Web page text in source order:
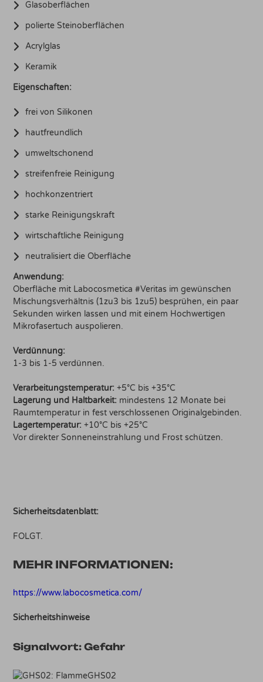
Glasoberflächen
polierte Steinoberflächen
Acrylglas
Keramik
Eigenschaften:
frei von Silikonen
hautfreundlich
umweltschonend
streifenfreie Reinigung
hochkonzentriert
starke Reinigungskraft
wirtschaftliche Reinigung
neutralisiert die Oberfläche
Anwendung:
Oberfläche mit Labocosmetica #Veritas im gewünschen
Mischungsverhältnis (1zu3 bis 1zu5) besprühen, ein paar
Sekunden wirken lassen und mit einem Hochwertigen
Mikrofasertuch auspolieren.
Verdünnung:
1-3 bis 1-5 verdünnen.
Verarbeitungstemperatur: +5°C bis +35°C
Lagerung und Haltbarkeit: mindestens 12 Monate bei
Raumtemperatur in fest verschlossenen Originalgebinden.
Lagertemperatur: +10°C bis +25°C
Vor direkter Sonneneinstrahlung und Frost schützen.
Sicherheitsdatenblatt:
FOLGT.
MEHR INFORMATIONEN:
https://www.labocosmetica.com/
Sicherheitshinweise
Signalwort:Gefahr
GHS02